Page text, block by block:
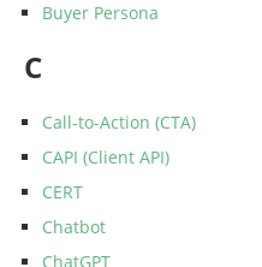
Buyer Persona
C
Call-to-Action (CTA)
CAPI (Client API)
CERT
Chatbot
ChatGPT